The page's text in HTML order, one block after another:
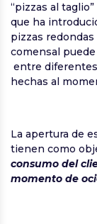
“pizzas al
que ha
pizzas
comensal
entre
hechas al
La apertura de
tienen como
consumo del
momento de